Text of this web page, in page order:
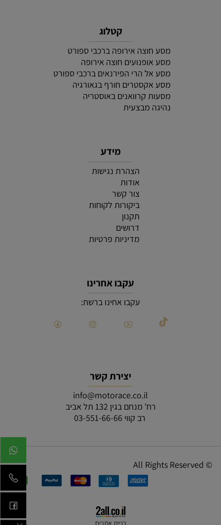
קטלוג
מסע חוצה אירופה ברכבי ספורט
מסע אופנועים חוצה אירופה
מסע אל הרי הפירנאים ברכבי ספורט
מסע אקסטרים חורף בגאורגיה
מסעות קרוואנים באוסטריה
נהיגה מבצעית
מידע
הצהרת נגישות
אודות
צור קשר
ביקורות לקוחות
תקנון
דרושים
מדיניות פרטיות
עקבו אחרינו
עקבו אחינו ברשת:
יצירת קשר
info@motorace.co.il
רח' מנחם בגין 132 תל אביב
רב קווי 03-551-66-66
© All Rights Reserved
בניית אתרים